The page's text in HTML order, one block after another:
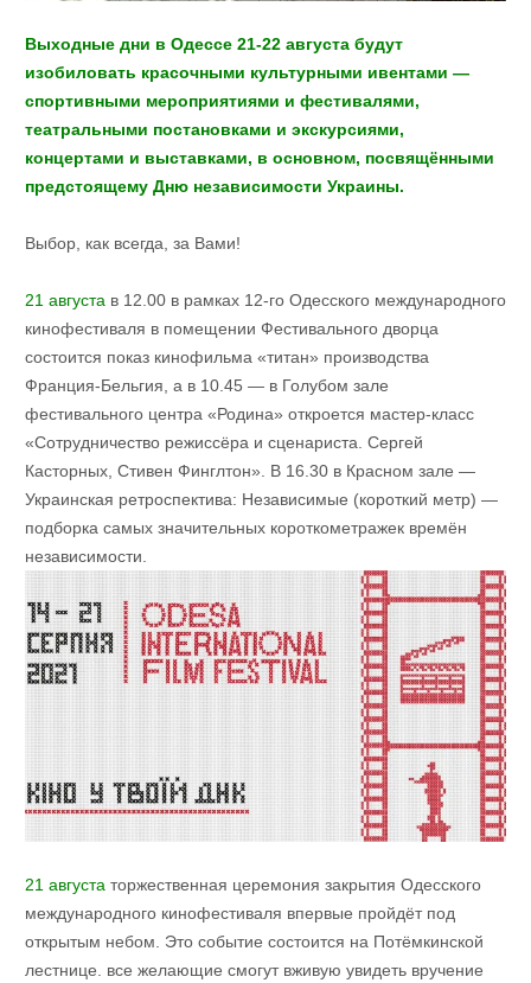
Выходные дни в Одессе 21-22 августа будут
изобиловать красочными культурными ивентами —
спортивными мероприятиями и фестивалями,
театральными постановками и экскурсиями,
концертами и выставками, в основном, посвящёнными
предстоящему Дню независимости Украины.
Выбор, как всегда, за Вами!
21 августав 12.00 в рамках 12-го Одесского международного
кинофестиваля в помещении Фестивального дворца
состоится показ кинофильма «титан» производства
Франция-Бельгия, а в 10.45 — в Голубом зале
фестивального центра «Родина» откроется мастер-класс
«Сотрудничество режиссёра и сценариста. Сергей
Касторных, Стивен Финглтон». В 16.30 в Красном зале —
Украинская ретроспектива: Независимые (короткий метр) —
подборка самых значительных короткометражек времён
независимости.
21 августа торжественная церемония закрытия Одесского
международного кинофестиваля впервые пройдёт под
открытым небом. Это событие состоится на Потёмкинской
лестнице. все желающие смогут вживую увидеть вручение